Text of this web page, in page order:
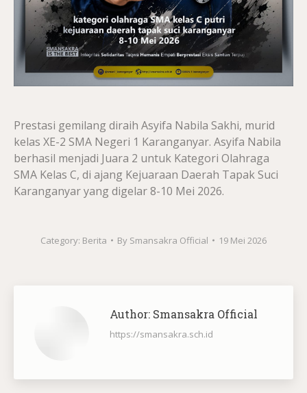
Prestasi gemilang diraih Asyifa Nabila Sakhi, murid
kelas XE-2 SMA Negeri 1 Karanganyar. Asyifa Nabila
berhasil menjadi Juara 2 untuk Kategori Olahraga
SMA Kelas C, di ajang Kejuaraan Daerah Tapak Suci
Karanganyar yang digelar 8-10 Mei 2026.
Category: Berita By Smansakra Official 19 Mei 2026
Author: Smansakra Official
https://smansakra.sch.id